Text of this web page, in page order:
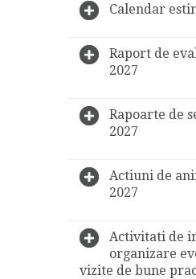
Calendar
Raport de
2027
Rapoarte de
2027
Actiuni de
2027
Activitati de
organizare
vizite de bune